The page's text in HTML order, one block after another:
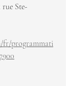
rue Ste-
fr/programmati